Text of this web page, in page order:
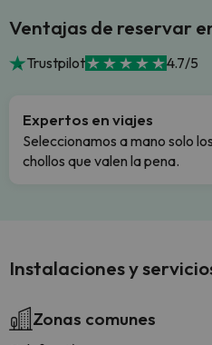
Ventajas de reservar
Trustpilot 4.7/5
Expertos en viajes
Seleccionamos a mano solo los
chollos que valen la pena.
Instalaciones y
Zonas comunes